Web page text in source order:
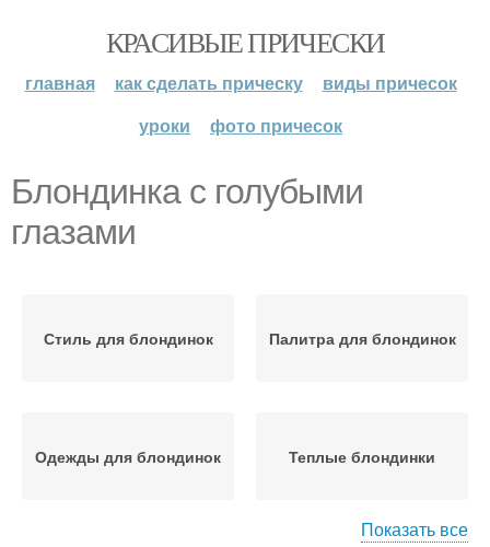
КРАСИВЫЕ ПРИЧЕСКИ
главная как сделать прическу
виды причесок
уроки
фото причесок
Блондинка с голубыми
глазами
Стиль для блондинок Палитра для блондинок
Одежды для блондинок Теплые блондинки
Показать все